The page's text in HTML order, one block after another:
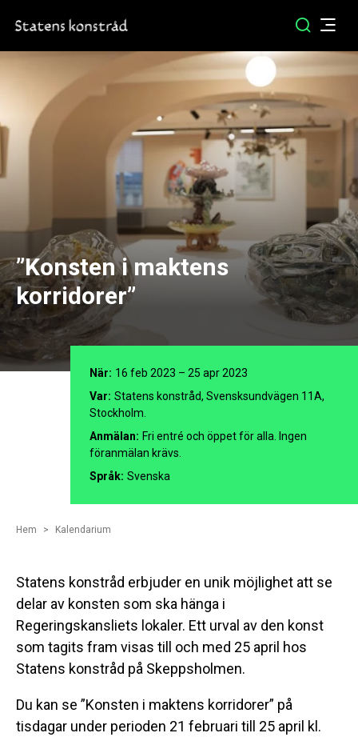
”Konsten i maktens
korridorer”
När: 16 feb 2023 – 25 apr 2023
Var: Statens konstråd, Svensksundvägen 11A,
Stockholm.
Anmälan: Fri entré och öppet för alla. Ingen
föranmälan krävs.
Språk: Svenska
Hem Kalendarium
Statens konstråd erbjuder en unik möjlighet att se
delar av konsten som ska hänga i
Regeringskansliets lokaler. Ett urval av den konst
som tagits fram visas till och med 25 april hos
Statens konstråd på Skeppsholmen.
Du kan se ”Konsten i maktens korridorer” på
tisdagar under perioden 21 februari till 25 april kl.